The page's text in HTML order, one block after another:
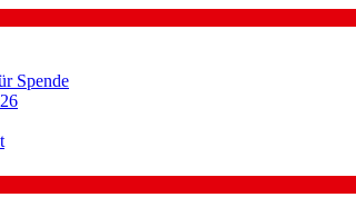
Spende